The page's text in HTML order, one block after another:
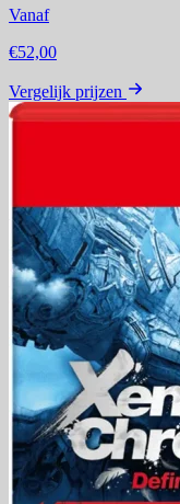
Vanaf
€52,00
Vergelijk prijzen